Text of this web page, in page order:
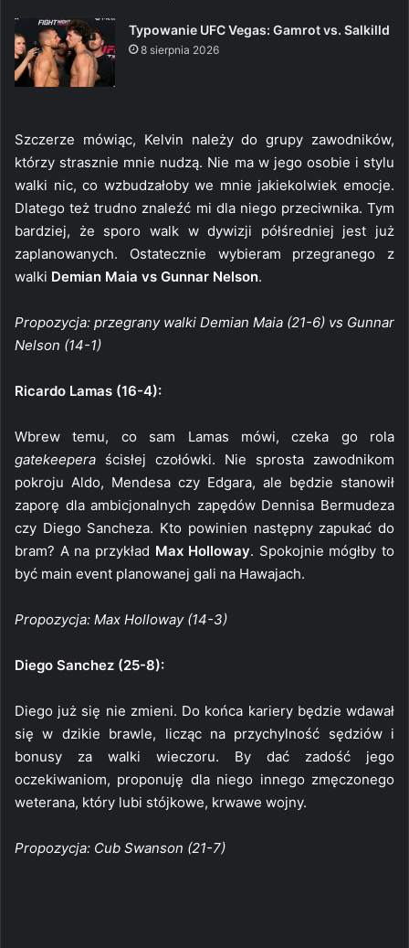
Typowanie UFC Vegas: Gamrot vs. Salkilld
8 sierpnia 2026
Szczerze mówiąc, Kelvin należy do grupy zawodników,
którzy strasznie mnie nudzą. Nie ma w jego osobie i stylu
walki nic, co wzbudzałoby we mnie jakiekolwiek emocje.
Dlatego też trudno znaleźć mi dla niego przeciwnika. Tym
bardziej, że sporo walk w dywizji półśredniej jest już
zaplanowanych. Ostatecznie wybieram przegranego z
walki Demian Maia vs Gunnar Nelson.
Propozycja: przegrany walki Demian Maia (21-6) vs Gunnar
Nelson (14-1)
Ricardo Lamas (16-4):
Wbrew temu, co sam Lamas mówi, czeka go rola
gatekeepera ścisłej czołówki. Nie sprosta zawodnikom
pokroju Aldo, Mendesa czy Edgara, ale będzie stanowił
zaporę dla ambicjonalnych zapędów Dennisa Bermudeza
czy Diego Sancheza. Kto powinien następny zapukać do
bram? A na przykład Max Holloway. Spokojnie mógłby to
być main event planowanej gali na Hawajach.
Propozycja: Max Holloway (14-3)
Diego Sanchez (25-8):
Diego już się nie zmieni. Do końca kariery będzie wdawał
się w dzikie brawle, licząc na przychylność sędziów i
bonusy za walki wieczoru. By dać zadość jego
oczekiwaniom, proponuję dla niego innego zmęczonego
weterana, który lubi stójkowe, krwawe wojny.
Propozycja: Cub Swanson (21-7)